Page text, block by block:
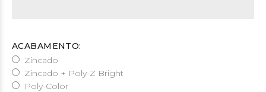
ACABAMENTO:
Zincado
Zincado + Poly-Z Bright
Poly-Color